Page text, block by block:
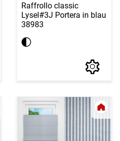
Raffrollo classic
Lysel#3J Portera in blau
38983